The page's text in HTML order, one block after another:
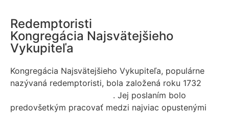
Redemptoristi
Kongregácia Najsvätejšieho
Vykupiteľa
Kongregácia Najsvätejšieho Vykupiteľa, populárne
nazývaná redemptoristi, bola založená roku 1732
. Jej poslaním bolo
predovšetkým pracovať medzi najviac opustenými